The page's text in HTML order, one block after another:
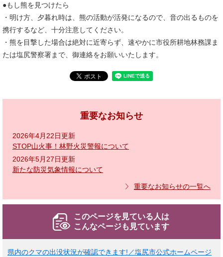
●もし熊を見つけたら
・明け方、夕暮れ時は、熊の活動が活発になるので、音の出るものを
携行するなど、十分注意してください。
・熊を目撃した場合は絶対に近寄らず、速やかに市役所耕地林務課ま
たは塩尻警察署まで、御連絡をお願いいたします。
重要なお知らせ
2026年4月22日更新
STOP山火事！林野火災警報について
2026年5月27日更新
新たな防災気象情報について
重要なお知らせの一覧へ
このページを見ている人は
こんなページも見ています
県内のクマの出没状況が確認できます!／塩尻市公式ホームページ